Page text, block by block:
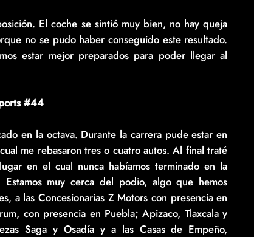
El coche se sintió muy bien, no hay queja
no se pudo haber conseguido este resultado.
estar mejor preparados para poder llegar al
#44
en la octava. Durante la carrera pude estar en
me rebasaron tres o cuatro autos. Al final traté
en el cual nunca habíamos terminado en la
muy cerca del podio, algo que hemos
a las Concesionarias Z Motors con presencia en
con presencia en Puebla; Apizaco, Tlaxcala y
Saga y Osadía y a las Casas de Empeño,